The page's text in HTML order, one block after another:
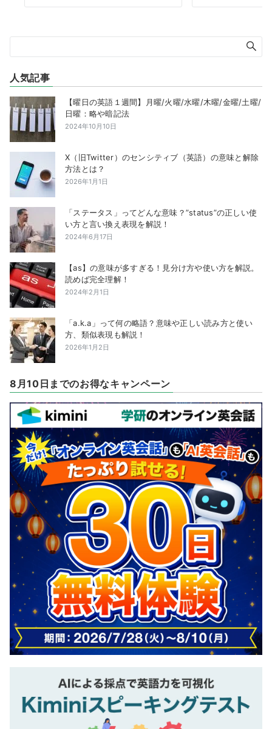
人気記事
【曜日の英語１週間】月曜/火曜/水曜/木曜/金曜/土曜/
日曜：略や暗記法
2024年10月10日
X（旧Twitter）のセンシティブ（英語）の意味と解除
方法とは？
2026年1月1日
「ステータス」ってどんな意味？”status”の正しい使
い方と言い換え表現を解説！
2024年6月17日
【as】の意味が多すぎる！見分け方や使い方を解説。
読めば完全理解！
2024年2月1日
「a.k.a」って何の略語？意味や正しい読み方と使い
方、類似表現も解説！
2026年1月2日
8月10日までのお得なキャンペーン